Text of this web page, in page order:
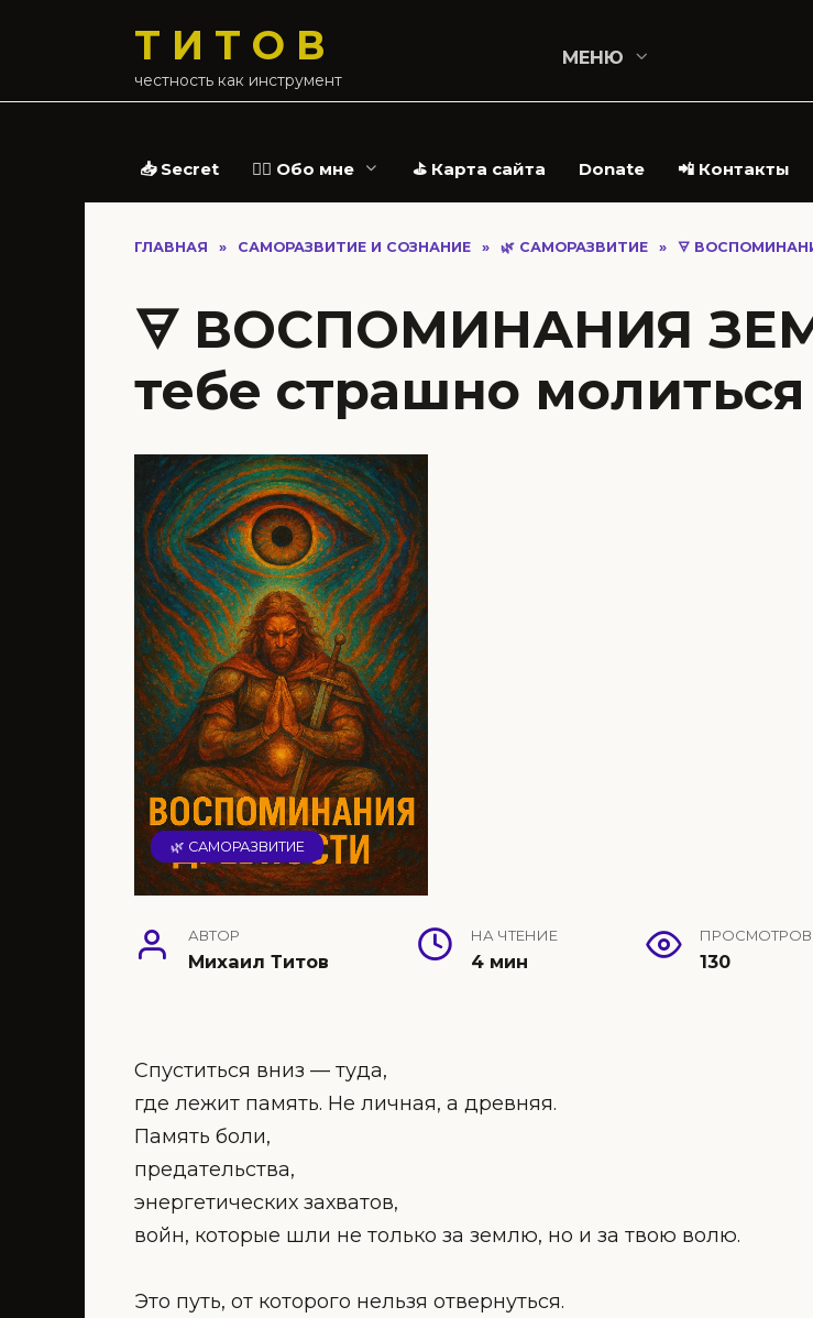
Т И Т О В
честность как инструмент
МЕНЮ
📥 Secret 🧔‍♂️ Обо мне ⛳ Карта сайта Donate 📲 Контакты
ГЛАВНАЯ » САМОРАЗВИТИЕ И СОЗНАНИЕ » 🌿 САМОРАЗВИТИЕ » 🜃
🜃 ВОСПОМИНАНИЯ
тебе страшно молиться
🌿 САМОРАЗВИТИЕ
АВТОР
Михаил Титов
НА ЧТЕНИЕ
4 мин
ПРОСМОТРОВ
130
Спуститься вниз — туда,
где лежит память. Не личная, а древняя.
Память боли,
предательства,
энергетических захватов,
войн, которые шли не только за землю, но и за твою волю.
Это путь, от которого нельзя отвернуться.